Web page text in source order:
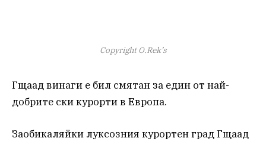
Copyright O.Rek’s
Гщаад винаги е бил смятан за един от най-
добрите ски курорти в Европа.
Заобикаляйки луксозния курортен град Гщаад